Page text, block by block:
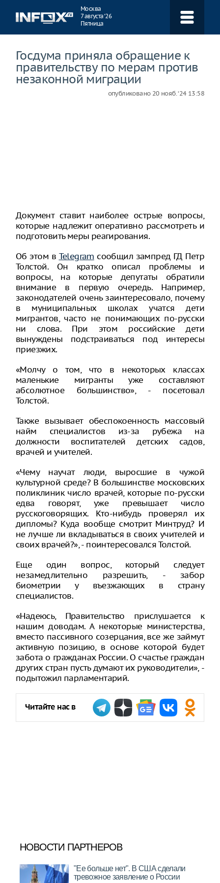
Москва
7 августа ‘26
Пятница
Госдума приняла обращение к
правительству по мерам против
незаконной миграции
опубликовано 20 нояб. ‘24 13:58
Документ ставит наиболее острые вопросы,
которые надлежит оперативно рассмотреть и
подготовить меры реагирования.
Об этом в Telegram сообщил зампред ГД Петр
Толстой. Он кратко описал проблемы и
вопросы, на которые депутаты обратили
внимание в первую очередь. Например,
законодателей очень заинтересовало, почему
в муниципальных школах учатся дети
мигрантов, часто не понимающих по-русски
ни слова. При этом российские дети
вынуждены подстраиваться под интересы
приезжих.
«Молчу о том, что в некоторых классах
маленькие мигранты уже составляют
абсолютное большинство», - посетовал
Толстой.
Также вызывает обеспокоенность массовый
найм специалистов из-за рубежа на
должности воспитателей детских садов,
врачей и учителей.
«Чему научат люди, выросшие в чужой
культурной среде? В большинстве московских
поликлиник число врачей, которые по-русски
едва говорят, уже превышает число
русскоговорящих. Кто-нибудь проверял их
дипломы? Куда вообще смотрит Минтруд? И
не лучше ли вкладываться в своих учителей и
своих врачей?», - поинтересовался Толстой.
Еще один вопрос, который следует
незамедлительно разрешить, - забор
биометрии у въезжающих в страну
специалистов.
«Надеюсь, Правительство прислушается к
нашим доводам. А некоторые министерства,
вместо пассивного созерцания, все же займут
активную позицию, в основе которой будет
забота о гражданах России. О счастье граждан
других стран пусть думают их руководители», -
подытожил парламентарий.
Читайте нас в